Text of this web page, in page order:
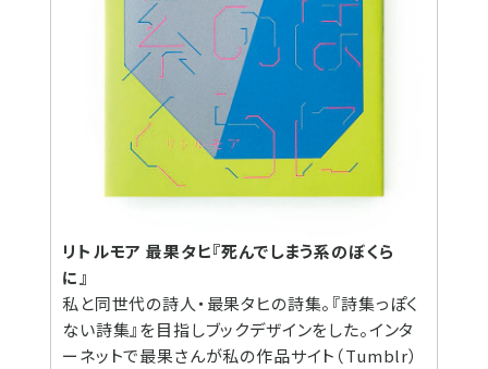
リトルモア 最果タヒ『死んでしまう系のぼくら
に』
私と同世代の詩人・最果タヒの詩集。『詩集っぽく
ない詩集』を目指しブックデザインをした。インタ
ーネットで最果さんが私の作品サイト（Tumblr）